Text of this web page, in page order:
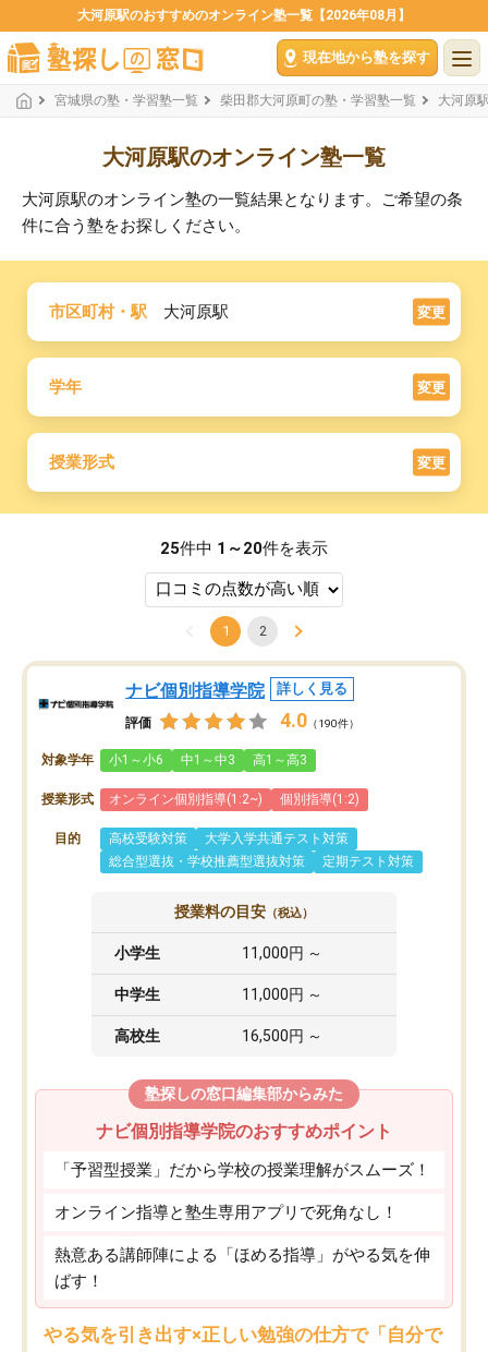
大河原駅のおすすめのオンライン塾一覧【2026年08月】
現在地から塾を探す
宮城県の塾・学習塾一覧 柴田郡大河原町の塾・学習塾一覧 大河原
大河原駅のオンライン塾一覧
大河原駅のオンライン塾の一覧結果となります。ご希望の条
件に合う塾をお探しください。
市区町村・駅 大河原駅 変更
学年 変更
授業形式 変更
25件中 1～20件を表示
1 2
ナビ個別指導学院 詳しく見る
評価 4.0 （190件）
対象学年 小1～小6 中1～中3 高1～高3
授業形式 オンライン個別指導(1:2~) 個別指導(1:2)
目的 高校受験対策
大学入学共通テスト対策
総合型選抜・学校推薦型選抜対策
定期テスト対策
授業料の目安 （税込）
小学生 11,000円 ～
中学生 11,000円 ～
高校生 16,500円 ～
塾探しの窓口編集部からみた
ナビ個別指導学院のおすすめポイント
「予習型授業」だから学校の授業理解がスムーズ！
オンライン指導と塾生専用アプリで死角なし！
熱意ある講師陣による「ほめる指導」がやる気を伸
ばす！
やる気を引き出す×正しい勉強の仕方で「自分で